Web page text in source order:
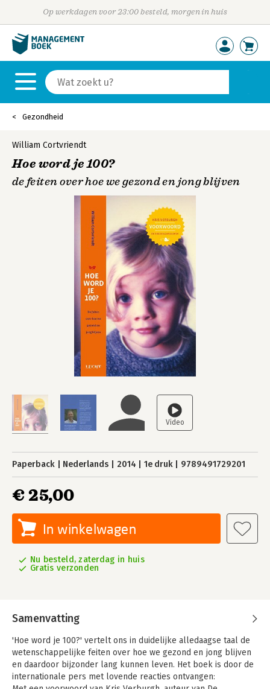
Op werkdagen voor 23:00 besteld, morgen in huis
Gezondheid
William Cortvriendt
Hoe word je 100?
de feiten over hoe we gezond en jong blijven
Paperback Nederlands 2014 1e druk 9789491729201
€ 25,00
In winkelwagen
Nu besteld, zaterdag in huis
Gratis verzonden
Samenvatting
'Hoe word je 100?' vertelt ons in duidelijke alledaagse taal de
wetenschappelijke feiten over hoe we gezond en jong blijven
en daardoor bijzonder lang kunnen leven. Het boek is door de
internationale pers met lovende reacties ontvangen: